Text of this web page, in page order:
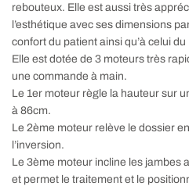
rebouteux. Elle est aussi très
l’esthétique avec ses dimensions
confort du patient ainsi qu’à celui
Elle est dotée de 3 moteurs très
une commande à main.
Le 1er moteur règle la hauteur sur
à 86cm.
Le 2ème moteur relève le dossier
l’inversion.
Le 3ème moteur incline les jambes
et permet le traitement et le